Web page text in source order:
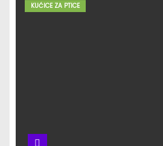
KUĆICE ZA PTICE